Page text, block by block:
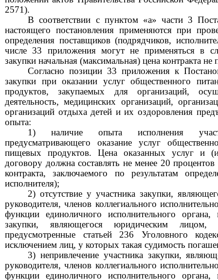
2571).
В соответствии с пунктом «а» части 3
настоящего постановления применяются при
определения поставщиков (подрядчиков,
числе 33 приложения могут не применяться в
закупки начальная (максимальная) цена контракта
Согласнопозиции 33 приложения к
закупки при оказании услуг общественного
продуктов, закупаемых дляорганизаций,
деятельность, медицинских организаций,
организаций отдыха детей и их оздоровления
опыта:
1) наличие опыта исполнения
предусматривающего оказание услуг
пищевых продуктов. Цена оказанных услуг и
договору должна составлять не менее 20
контракта, заключаемого по результатам
исполнителя);
2) отсутствие у участника закупки,
руководителя, членов коллегиального
функции единоличного исполнительного органа,
закупки, являющегося юридическим лицом,
предусмотренные статьей 236 Уголовного
исключением лиц, у которых такая судимость
3) непривлечение участника закупки,
руководителя, членов коллегиального
функции единоличного исполнительного органа,